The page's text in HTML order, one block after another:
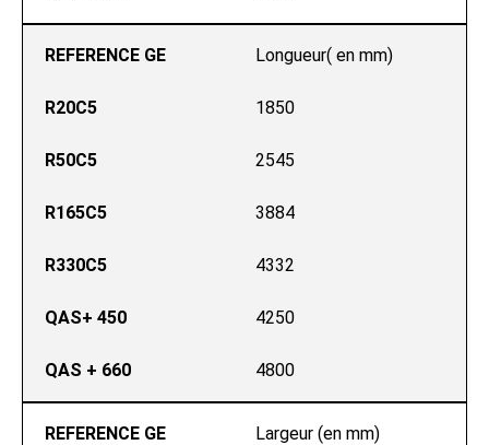
REFERENCE GE Longueur( en mm)
R20C5 1850
R50C5 2545
R165C5 3884
R330C5 4332
QAS+ 450 4250
QAS + 660 4800
REFERENCE GE Largeur (en mm)